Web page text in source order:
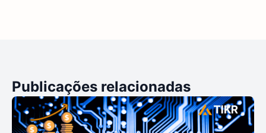
Publicações relacionadas